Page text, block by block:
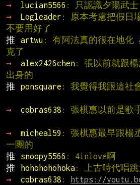
→
lucian5566 : 只認識夕陽武士
→
Logleader : 原本考慮把假日
不要用好了
推
artwu : 有阿法真的很在地化
克了
→
alex2426chen: 張以前就跟楊
出身的
推
ponsquare : 我覺得我跟這社
→
cobras638 : 張棋惠以前是歌
→
micheal59 : 張棋惠最早跟楊
一團的
推
snoopy5566 : 4inlove啊
推
hohohohohoka: 上古時代唱跳
→
cobras638 :
https://youtu.be/